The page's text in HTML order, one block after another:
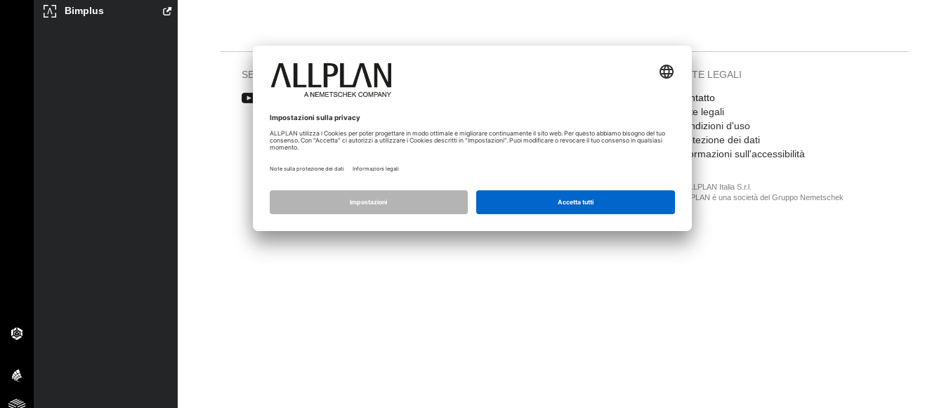
Bimplus
SEGUICI SU
Impostazioni privacy
NOTE LEGALI
Contatto
Note legali
Condizioni d'uso
Protezione dei dati
Informazioni sull'accessibilità
© ALLPLAN Italia S.r.l.
ALLPLAN è una società del Gruppo Nemetschek